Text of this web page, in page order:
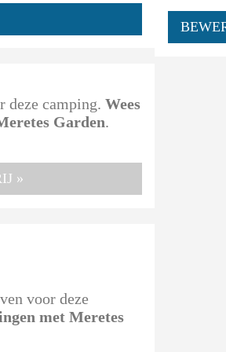
deze camping.Wees
Garden.
»
voor deze
met Meretes